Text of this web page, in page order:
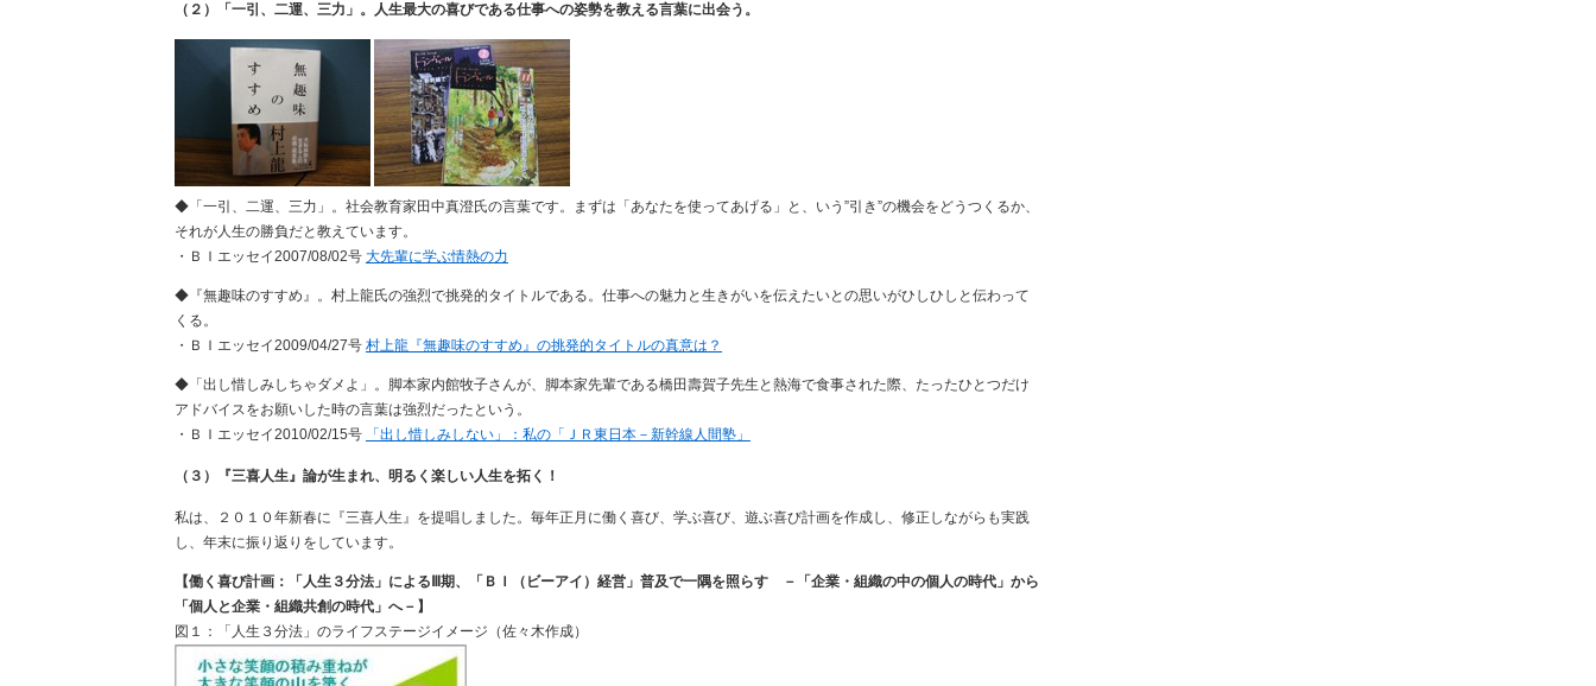
（２）「一引、二運、三力」。人生最大の喜びである仕事への姿勢を教える言葉に出会う。
◆「一引、二運、三力」。社会教育家田中真澄氏の言葉です。まずは「あなたを使ってあげる」と、いう”引き”の機会をどうつくるか、
それが人生の勝負だと教えています。
・ＢＩエッセイ2007/08/02号 大先輩に学ぶ情熱の力
◆『無趣味のすすめ』。村上龍氏の強烈で挑発的タイトルである。仕事への魅力と生きがいを伝えたいとの思いがひしひしと伝わって
くる。
・ＢＩエッセイ2009/04/27号 村上龍『無趣味のすすめ』の挑発的タイトルの真意は？
◆「出し惜しみしちゃダメよ」。脚本家内館牧子さんが、脚本家先輩である橋田壽賀子先生と熱海で食事された際、たったひとつだけ
アドバイスをお願いした時の言葉は強烈だったという。
・ＢＩエッセイ2010/02/15号
「出し惜しみしない」：私の「ＪＲ東日本－新幹線人間塾」
（３）『三喜人生』論が生まれ、明るく楽しい人生を拓く！
私は、２０１０年新春に『三喜人生』を提唱しました。毎年正月に働く喜び、学ぶ喜び、遊ぶ喜び計画を作成し、修正しながらも実践
し、年末に振り返りをしています。
【働く喜び計画：「人生３分法」によるⅢ期、「ＢＩ（ビーアイ）経営」普及で一隅を照らす －「企業・組織の中の個人の時代」から
「個人と企業・組織共創の時代」へ－】
図１：「人生３分法」のライフステージイメージ（佐々木作成）